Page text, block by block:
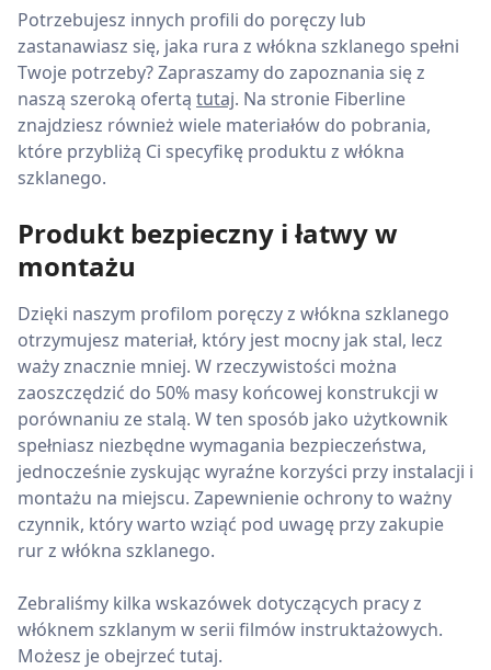
Potrzebujesz innych profili do poręczy lub
zastanawiasz się, jaka rura z włókna szklanego spełni
Twoje potrzeby? Zapraszamy do zapoznania się z
naszą szeroką ofertą tutaj. Na stronie Fiberline
znajdziesz również wiele materiałów do pobrania,
które przybliżą Ci specyfikę produktu z włókna
szklanego.
Produkt bezpieczny i łatwy w
montażu
Dzięki naszym profilom poręczy z włókna szklanego
otrzymujesz materiał, który jest mocny jak stal, lecz
waży znacznie mniej. W rzeczywistości można
zaoszczędzić do 50% masy końcowej konstrukcji w
porównaniu ze stalą. W ten sposób jako użytkownik
spełniasz niezbędne wymagania bezpieczeństwa,
jednocześnie zyskując wyraźne korzyści przy instalacji i
montażu na miejscu. Zapewnienie ochrony to ważny
czynnik, który warto wziąć pod uwagę przy zakupie
rur z włókna szklanego.
Zebraliśmy kilka wskazówek dotyczących pracy z
włóknem szklanym w serii filmów instruktażowych.
Możesz je obejrzeć tutaj.